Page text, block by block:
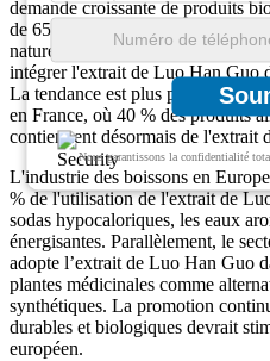
Nous garantissons la confidentialité
demande croissante de produits
de 65 % des consommateurs
naturels, ce qui incite 45 % des
intégrer l'extrait de Luo Han Guo
La tendance est plus prononcée
en France, où 40 % des produits
contiennent désormais de l'extrait
L'industrie des boissons en
% de l'utilisation de l'extrait de
sodas hypocaloriques, les eaux
énergisantes. Parallèlement, le
adopte l’extrait de Luo Han Guo
plantes médicinales comme
synthétiques. La promotion
durables et biologiques devrait
européen.